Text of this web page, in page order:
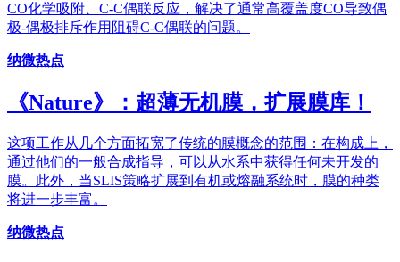
CO化学吸附、C-C偶联反应，解决了通常高覆盖度CO导致偶
极-偶极排斥作用阻碍C-C偶联的问题。
纳微热点
《Nature》：超薄无机膜，扩展膜库！
这项工作从几个方面拓宽了传统的膜概念的范围：在构成上，
通过他们的一般合成指导，可以从水系中获得任何未开发的
膜。此外，当SLIS策略扩展到有机或熔融系统时，膜的种类
将进一步丰富。
纳微热点